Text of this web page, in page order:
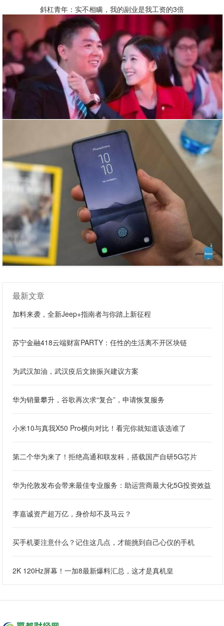
斜杠青年：实不相瞒，我的副业是我工资的3倍
最新文章
加料来袭，全新Jeep+指南者与你踏上新征程
苏宁金融418云端财富PARTY：任性的生活离不开区块链
为武汉加油，武汉疫后文旅振兴建议方案
华为销量攀升，谷歌再次求“复合”，申请恢复服务
小米10与真我X50 Pro横向对比！看完你就知道该选谁了
第二个华为来了！拒绝高通和联发科，搭载国产自研5G芯片
华为伦敦发布会带来最佳专业服务：助运营商最大化5G投资效益
李嘉诚资产超万亿，身价却不及马云？
买手机要注意什么？记住这几点，才能挑到自己心仪的手机
2K 120Hz屏幕！一加8最新爆料汇总，这才是真机皇